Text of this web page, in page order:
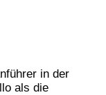
in der
als die